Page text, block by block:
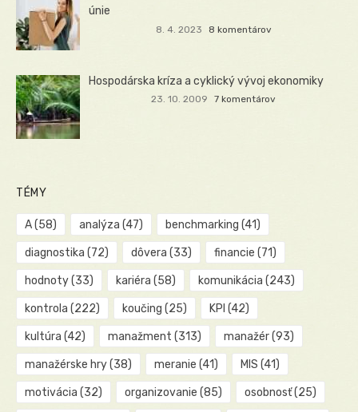
únie
8. 4. 2023 8 komentárov
Hospodárska kríza a cyklický vývoj ekonomiky
23. 10. 2009 7 komentárov
TÉMY
A(58) analýza (47) benchmarking (41)
diagnostika (72) dôvera (33) financie (71)
hodnoty(33) kariéra (58) komunikácia (243)
kontrola (222) koučing (25) KPI (42)
kultúra (42) manažment (313) manažér(93)
manažérske hry(38) meranie (41) MIS (41)
motivácia (32) organizovanie (85) osobnosť(25)